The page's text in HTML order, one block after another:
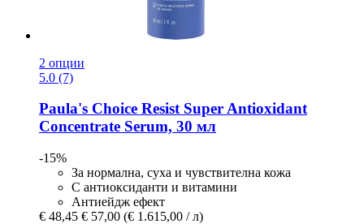
2 опции
5.0 (7)
Paula's Choice Resist Super Antioxidant
Concentrate Serum, 30 мл
-15%
За нормална, суха и чувствителна кожа
С антиоксиданти и витамини
Антиейдж ефект
€ 48,45 € 57,00 (€ 1.615,00 / л)